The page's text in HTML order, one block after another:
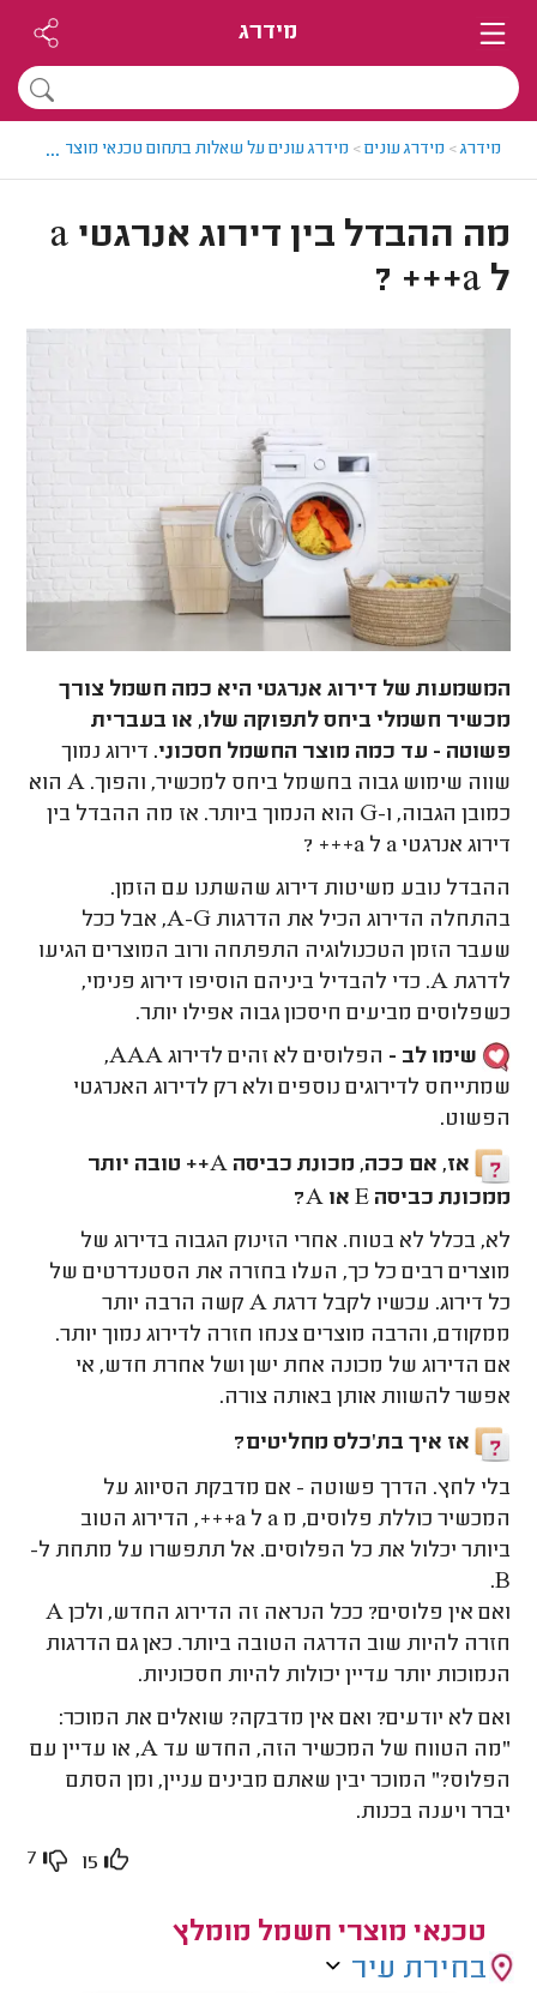
מידרג
מידרג> מידרג עונים> מידרג עונים על שאלות בתחום טכנאי מוצרי חשמל
...
מה ההבדל בין דירוג אנרגטי a
ל a+++ ?
המשמעות של דירוג אנרגטי היא כמה חשמל צורך
מכשיר חשמלי ביחס לתפוקה שלו, או בעברית
פשוטה - עד כמה מוצר החשמל חסכוני. דירוג נמוך
שווה שימוש גבוה בחשמל ביחס למכשיר, והפוך. A הוא
כמובן הגבוה, ו-G הוא הנמוך ביותר. אז מה ההבדל בין
דירוג אנרגטי a ל a+++ ?
ההבדל נובע משיטות דירוג שהשתנו עם הזמן.
בהתחלה הדירוג הכיל את הדרגות A-G, אבל ככל
שעבר הזמן הטכנולוגיה התפתחה ורוב המוצרים הגיעו
לדרגת A. כדי להבדיל ביניהם הוסיפו דירוג פנימי,
כשפלוסים מביעים חיסכון גבוה אפילו יותר.
שימו לב -
הפלוסים לא זהים לדירוג AAA,
שמתייחס לדירוגים נוספים ולא רק לדירוג האנרגטי
הפשוט.
אז, אם ככה, מכונת כביסה A++ טובה יותר
ממכונת כביסה E או A?
לא, בכלל לא בטוח. אחרי הזינוק הגבוה בדירוג של
מוצרים רבים כל כך, העלו בחזרה את הסטנדרטים של
כל דירוג. עכשיו לקבל דרגת A קשה הרבה יותר
ממקודם, והרבה מוצרים צנחו חזרה לדירוג נמוך יותר.
אם הדירוג של מכונה אחת ישן ושל אחרת חדש, אי
אפשר להשוות אותן באותה צורה.
אז איך בת'כלס מחליטים?
בלי לחץ. הדרך פשוטה - אם מדבקת הסיווג על
המכשיר כוללת פלוסים, מ a ל a+++, הדירוג הטוב
ביותר יכלול את כל הפלוסים. אל תתפשרו על מתחת ל-
B.
ואם אין פלוסים? ככל הנראה זה הדירוג החדש, ולכן A
חזרה להיות שוב הדרגה הטובה ביותר. כאן גם הדרגות
הנמוכות יותר עדיין יכולות להיות חסכוניות.
ואם לא יודעים? ואם אין מדבקה? שואלים את המוכר:
"מה הטווח של המכשיר הזה, החדש עד A, או עדיין עם
הפלוס?" המוכר יבין שאתם מבינים עניין, ומן הסתם
יברר ויענה בכנות.
15
7
טכנאי מוצרי חשמל מומלץ
בחירת עיר